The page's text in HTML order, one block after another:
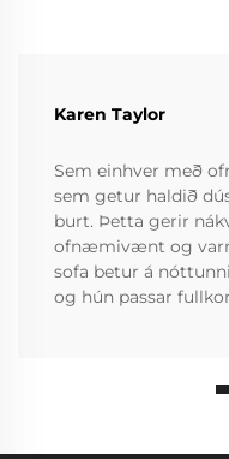
Karen Taylor
Sem einhver með
sem getur haldið
burt. Þetta gerir
ofnæmivænt og
sofa betur á
og hún passar